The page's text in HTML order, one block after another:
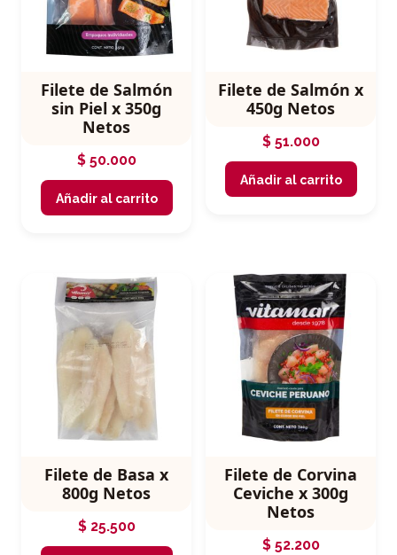
Filete de Salmón
sin Piel x 350g
Netos
$50.000
Añadir al carrito
Filete de Salmón x
450g Netos
$51.000
Añadir al carrito
Filete de Basa x
800g Netos
$25.500
Filete de Corvina
Ceviche x 300g
Netos
$52.200